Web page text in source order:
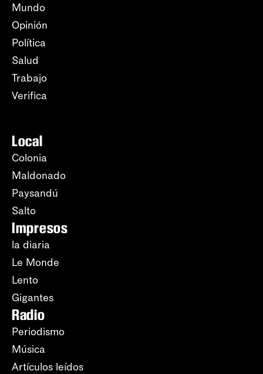
Mundo
Opinión
Política
Salud
Trabajo
Verifica
Local
Colonia
Maldonado
Paysandú
Salto
Impresos
la diaria
Le Monde
Lento
Gigantes
Radio
Periodismo
Música
Artículos leídos